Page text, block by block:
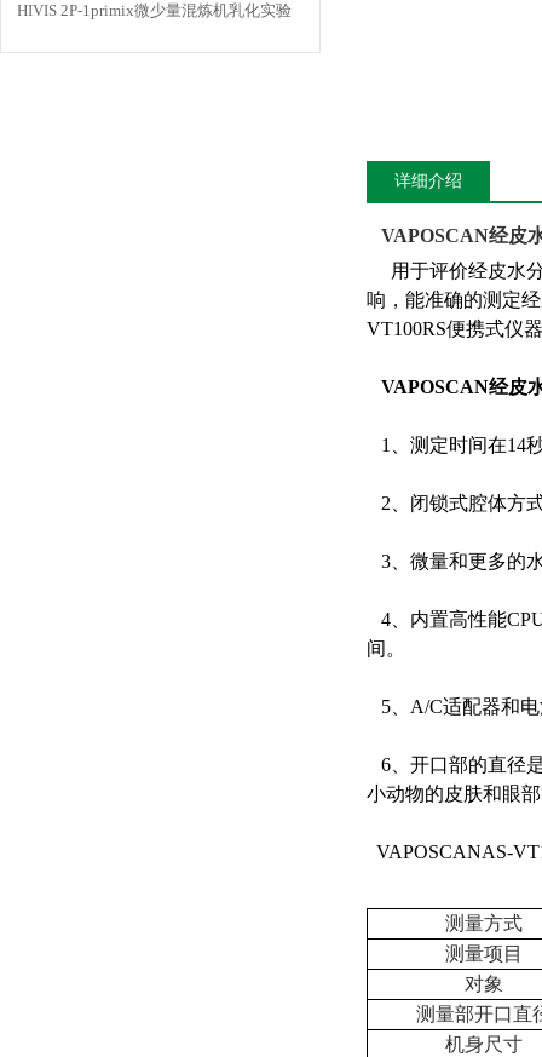
HIVIS 2P-1primix微少量混炼机乳化实验
详细介绍
VAPOSCAN经皮
用于评价经皮水分
响，能准确的测定
VT100RS便携式仪
VAPOSCAN经皮
1、测定时间在14
2、闭锁式腔体方
3、微量和更多的
4、内置高性能
间。
5、A/C适配器和
6、开口部的直径
小动物的皮肤和眼
VAPOSCANAS-
测量方式
测量项目
对象
测量部开口直
机身尺寸